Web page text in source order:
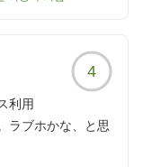
ちしておりま
4
利用
ラブホかな、と思